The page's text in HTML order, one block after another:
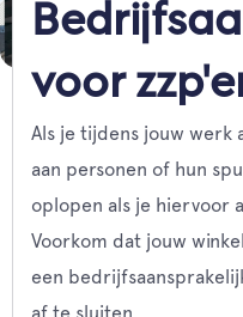
voor
Als je tijdens jouw werk
aan personen of hun
oplopen als je hiervoor
Voorkom dat jouw
een